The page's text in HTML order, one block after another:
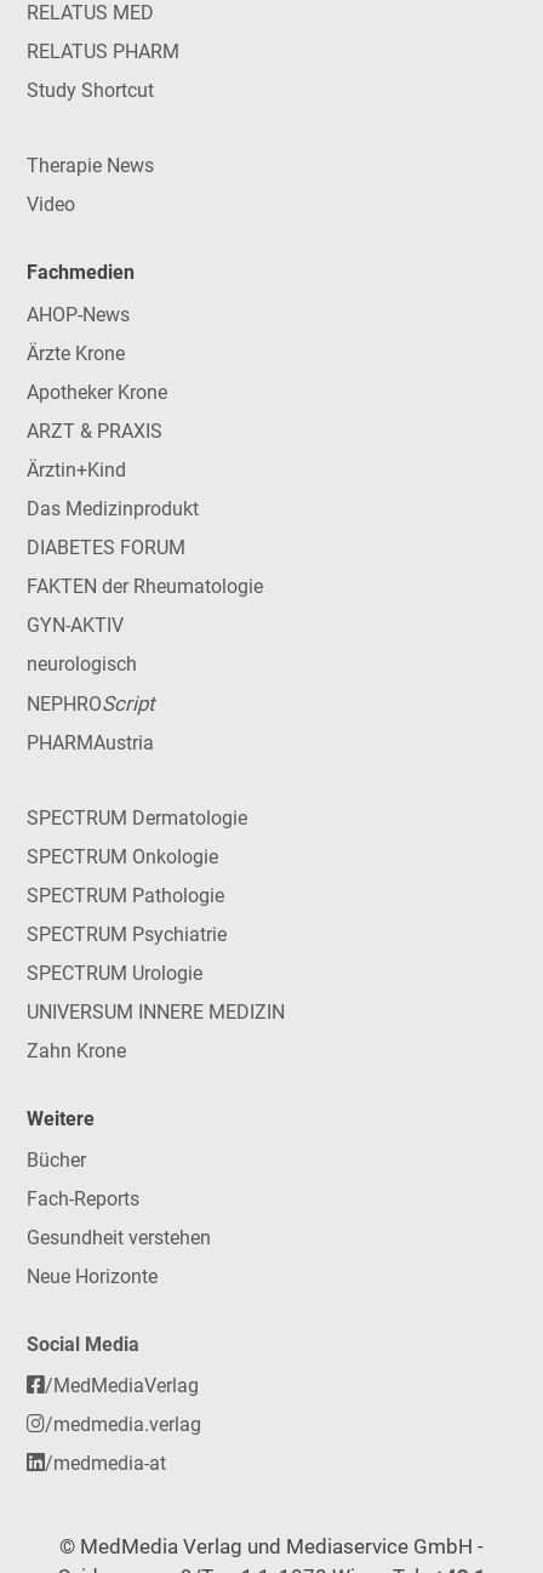
RELATUS MED
RELATUS PHARM
Study Shortcut
Therapie News
Video
Fachmedien
AHOP-News
Ärzte Krone
Apotheker Krone
ARZT & PRAXIS
Ärztin+Kind
Das Medizinprodukt
DIABETES FORUM
FAKTEN der Rheumatologie
GYN-AKTIV
neurologisch
NEPHROScript
PHARMAustria
SPECTRUM Dermatologie
SPECTRUM Onkologie
SPECTRUM Pathologie
SPECTRUM Psychiatrie
SPECTRUM Urologie
UNIVERSUM INNERE MEDIZIN
Zahn Krone
Weitere
Bücher
Fach-Reports
Gesundheit verstehen
Neue Horizonte
Social Media
/MedMediaVerlag
/medmedia.verlag
/medmedia-at
© MedMedia Verlag und Mediaservice GmbH -